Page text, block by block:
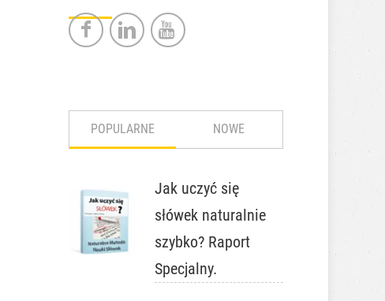
POPULARNE NOWE
Jak uczyć się
słówek naturalnie
szybko? Raport
Specjalny.